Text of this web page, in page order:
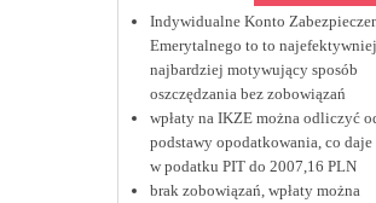
Indywidualne Konto
Emerytalnego to to
najbardziej motywujący sposób
oszczędzania bez zobowiązań
wpłaty na IKZE można odliczyć
podstawy opodatkowania, co daje
w podatku PIT do 2007,16 PLN
brak zobowiązań, wpłaty można